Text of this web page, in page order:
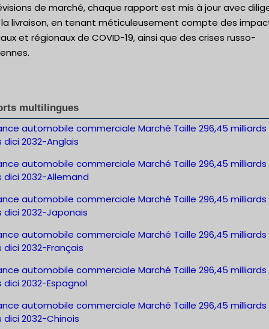
de marché, chaque rapport est mis à jour avec
livraison, en tenant méticuleusement compte des
et régionaux de COVID-19, ainsi que des crises russo-
multilingues
automobile commerciale Marché Taille 296,45
dici 2032-Anglais
automobile commerciale Marché Taille 296,45
dici 2032-Allemand
automobile commerciale Marché Taille 296,45
dici 2032-Japonais
automobile commerciale Marché Taille 296,45
dici 2032-Français
automobile commerciale Marché Taille 296,45
dici 2032-Espagnol
automobile commerciale Marché Taille 296,45
dici 2032-Chinois